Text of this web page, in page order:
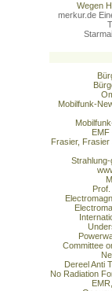
Wegen
merkur.de
Mobilfunk-
EMF
Frasier, Frasier
Committee
Dereel Anti
No Radiation